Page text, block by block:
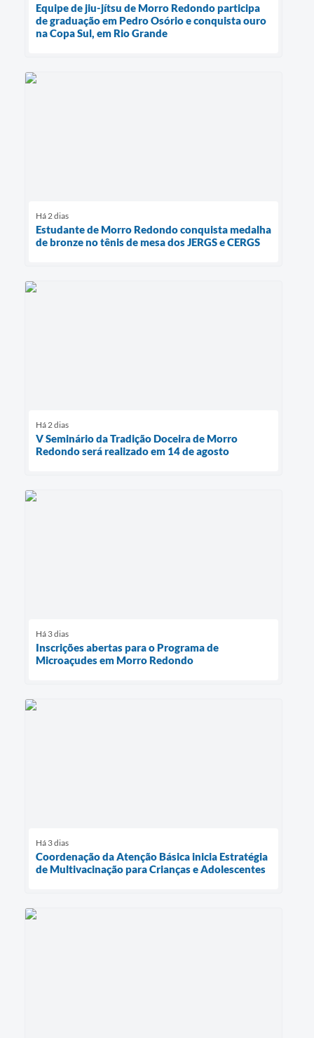
Equipe de jiu-jítsu de Morro Redondo participa
de graduação em Pedro Osório e conquista ouro
na Copa Sul, em Rio Grande
Há 2 dias
Estudante de Morro Redondo conquista medalha
de bronze no tênis de mesa dos JERGS e CERGS
Há 2 dias
V Seminário da Tradição Doceira de Morro
Redondo será realizado em 14 de agosto
Há 3 dias
Inscrições abertas para o Programa de
Microaçudes em Morro Redondo
Há 3 dias
Coordenação da Atenção Básica inicia Estratégia
de Multivacinação para Crianças e Adolescentes